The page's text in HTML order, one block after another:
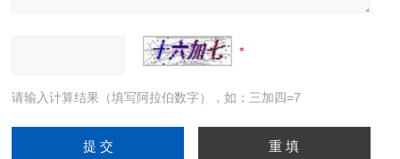
请输入计算结果（填写阿拉伯数字），如：三加四=7